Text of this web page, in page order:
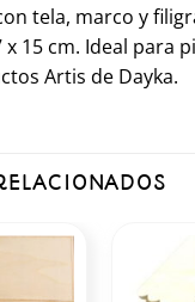
tela, marco y
x 15 cm. Ideal para
Artis de Dayka.